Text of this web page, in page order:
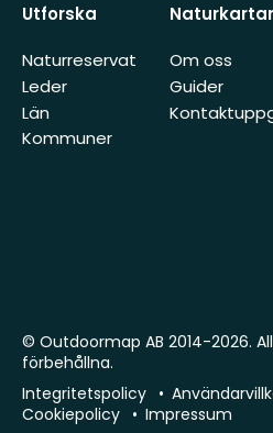
Utforska
Naturreservat
Leder
Län
Kommuner
Om oss
Guider
© Outdoormap AB 2014-2026.
förbehållna.
Integritetspolicy
Cookiepolicy
Impressum